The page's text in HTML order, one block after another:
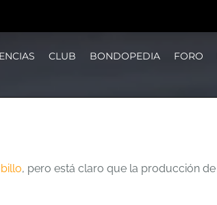
CLUB BONDOPEDIA FORO
, pero está claro que la producción de